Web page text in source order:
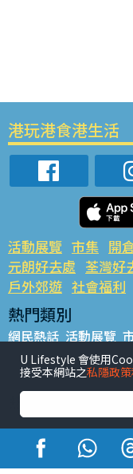
港玩港食港生活
活動展覽 市集 開
元朗好去處 荃灣好
戶外郊遊 社會福利
熱門類別
網民熱話 活動展覽
銅鑼灣好去處 元朗好
餐廳情報 戶外郊遊
熱門標籤
#UGO搵好去處 #人
#親子玩樂好去處
#UJetso禮物放送
U Lifestyle 會使用
接受本網站之私隱政